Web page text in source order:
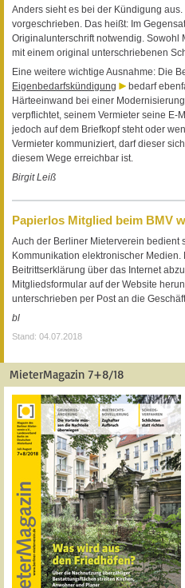
Anders sieht es bei der Kündigung
vorgeschrieben. Das heißt: Im
Originalunterschrift notwendig. Sowohl
mit einem original unterschriebenen
Eine weitere wichtige Ausnahme: Die
Eigenbedarfskündigung
bedarf
Härteeinwand bei einer
verpflichtet, seinem Vermieter seine E-
jedoch auf dem Briefkopf steht oder
Vermieter kommuniziert, darf dieser
diesem Wege erreichbar ist.
Birgit Leiß
Papierlos Mitglied beim BMV
Auch der Berliner Mieterverein bedient
Kommunikation elektronischer
Beitrittserklärung über das Internet
Mitgliedsformular auf der Website
unterschrieben per Post an die
bl
Stand: 04.07.2018
MieterMagazin 7+8/18